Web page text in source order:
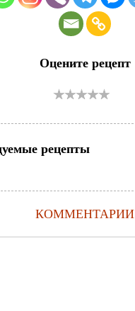
Оцените рецепт
рецепты
КОММЕНТАРИИ